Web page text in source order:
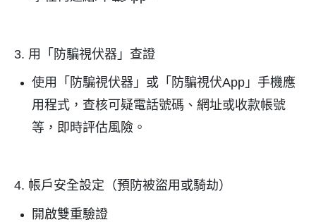
3. 用「防騙視伏器」查證
使用「防騙視伏器」或「防騙視伏App 」手機應
用程式，查核可疑電話號碼、網址或收款帳號
等，即時評估風險。
4. 帳戶安全設定（預防被盜用或騎劫）
開啟雙重驗證